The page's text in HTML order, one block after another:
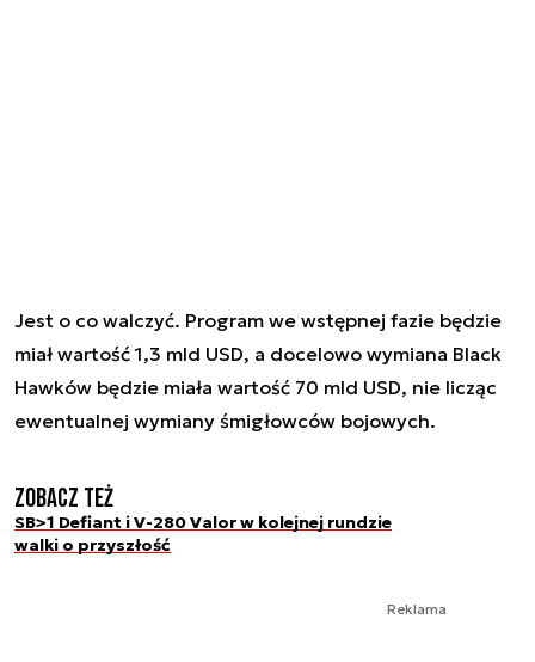
Jest o co walczyć. Program we wstępnej fazie będzie
miał wartość 1,3 mld USD, a docelowo wymiana Black
Hawków będzie miała wartość 70 mld USD, nie licząc
ewentualnej wymiany śmigłowców bojowych.
Zobacz też
SB>1 Defiant i V-280 Valor w kolejnej rundzie
walki o przyszłość
Reklama